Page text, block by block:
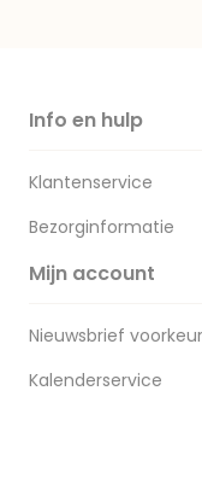
Info en hulp
Klantenservice
Bezorginformatie
Mijn account
Nieuwsbrief
Kalenderservice